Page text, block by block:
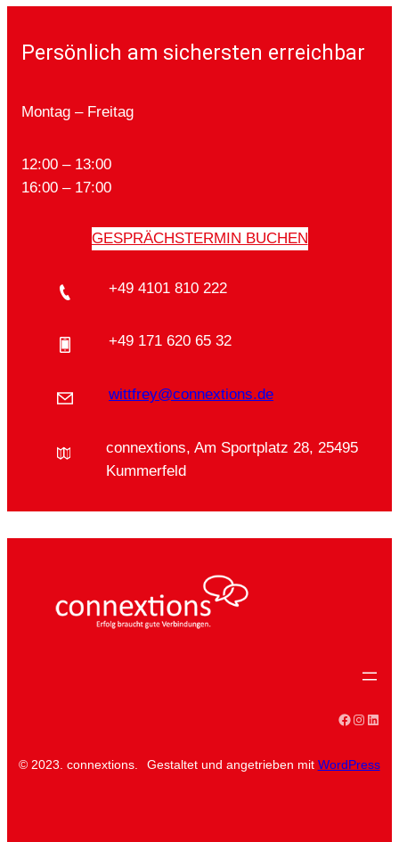
Persönlich am sichersten erreichbar
Montag – Freitag
12:00 – 13:00
16:00 – 17:00
GESPRÄCHSTERMIN BUCHEN
+49 4101 810 222
+49 171 620 65 32
wittfrey@connextions.de
connextions, Am Sportplatz 28, 25495
Kummerfeld
Facebook
© 2023. connextions. Gestaltet und angetrieben mit WordPress